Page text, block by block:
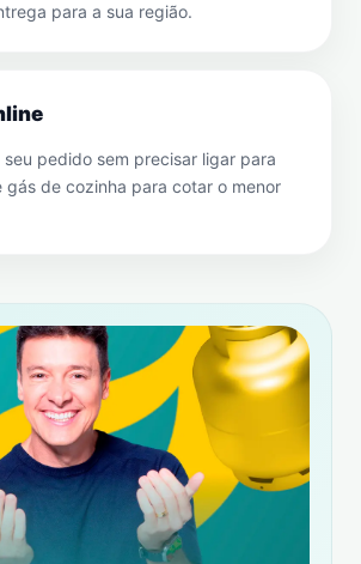
para a sua região.
pedido sem precisar ligar para
gás de cozinha para cotar o menor